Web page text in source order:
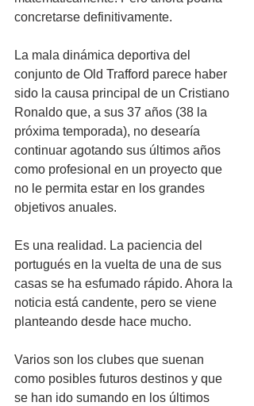
concretarse definitivamente.
La mala dinámica deportiva del
conjunto de Old Trafford parece haber
sido la causa principal de un Cristiano
Ronaldo que, a sus 37 años (38 la
próxima temporada), no desearía
continuar agotando sus últimos años
como profesional en un proyecto que
no le permita estar en los grandes
objetivos anuales.
Es una realidad. La paciencia del
portugués en la vuelta de una de sus
casas se ha esfumado rápido. Ahora la
noticia está candente, pero se viene
planteando desde hace mucho.
Varios son los clubes que suenan
como posibles futuros destinos y que
se han ido sumando en los últimos